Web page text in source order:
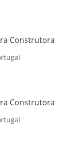
Construtora
Construtora